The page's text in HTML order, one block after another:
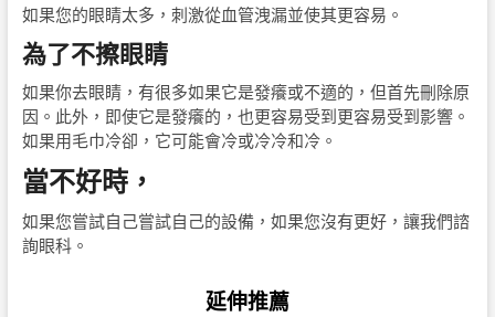
如果您的眼睛太多，刺激從血管洩漏並使其更容易。
為了不擦眼睛
如果你去眼睛，有很多如果它是發癢或不適的，但首先刪除原
因。此外，即使它是發癢的，也更容易受到更容易受到影響。
如果用毛巾冷卻，它可能會冷或冷冷和冷。
當不好時，
如果您嘗試自己嘗試自己的設備，如果您沒有更好，讓我們諮
詢眼科。
延伸推薦